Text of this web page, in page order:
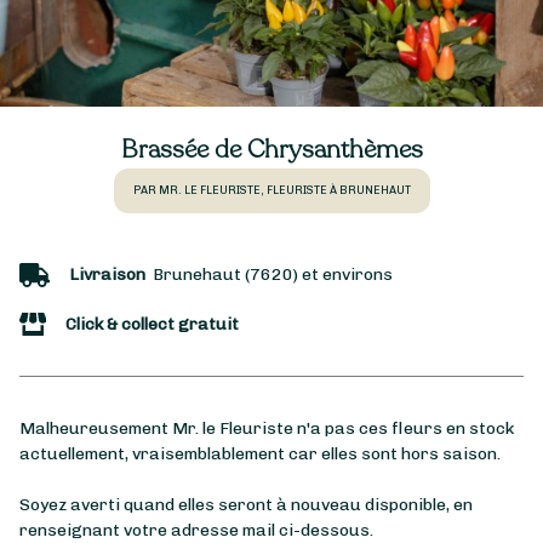
Brassée de Chrysanthèmes
PAR MR. LE FLEURISTE, FLEURISTE À BRUNEHAUT
Livraison Brunehaut (7620) et environs
Click & collect gratuit
Malheureusement Mr. le Fleuriste n'a pas ces fleurs en stock
actuellement, vraisemblablement car elles sont hors saison.
Soyez averti quand elles seront à nouveau disponible, en
renseignant votre adresse mail ci-dessous.